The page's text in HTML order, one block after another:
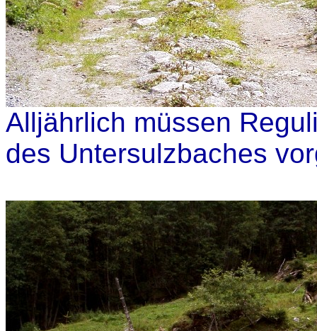
Alljährlich müssen
des Untersulzbaches